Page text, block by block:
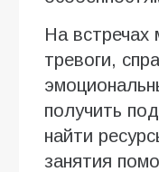
На встречах
тревоги,
получить
найти
занятия